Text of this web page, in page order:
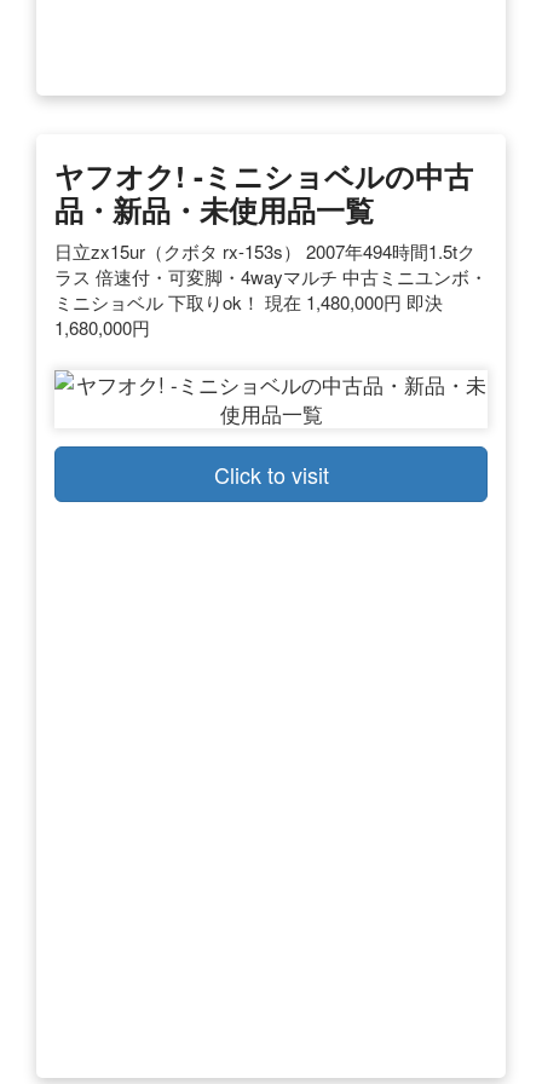
ヤフオク! -ミニショベルの中古
品・新品・未使用品一覧
日立zx15ur（クボタ rx-153s） 2007年494時間1.5tク
ラス 倍速付・可変脚・4wayマルチ 中古ミニユンボ・
ミニショベル 下取りok！ 現在 1,480,000円 即決
1,680,000円
Click to visit